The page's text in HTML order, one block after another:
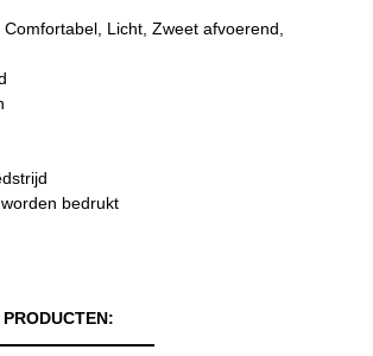
Licht, Zweet afvoerend,
bedrukt